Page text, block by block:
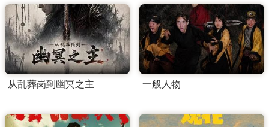
从乱葬岗到幽冥之主 一般人物